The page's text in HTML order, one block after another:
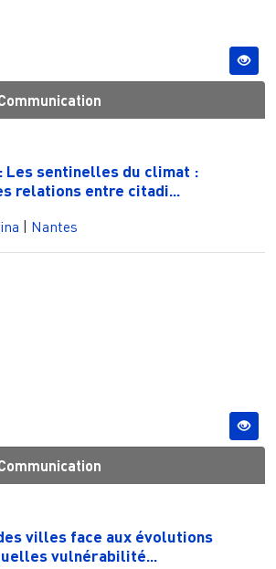
Les sentinelles du climat :
relations entre citadi...
| Nantes
villes face aux évolutions
vulnérabilité...